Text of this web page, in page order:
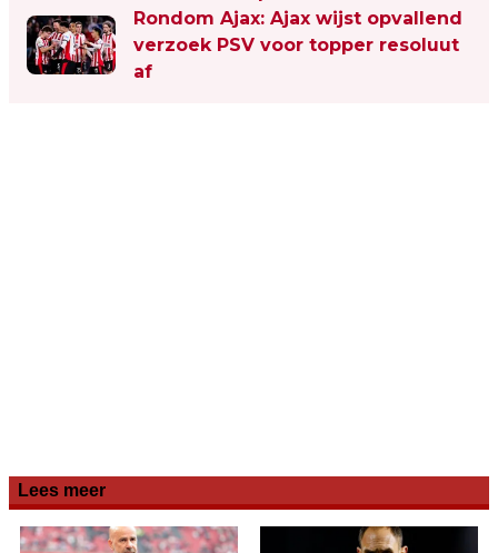
Rondom Ajax: Ajax wijst opvallend
verzoek PSV voor topper resoluut
af